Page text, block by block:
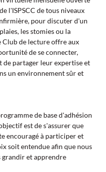
l'ISPSCC de tous niveaux
pour discuter d'un
les stomies ou la
Club de lecture offre aux
de se connecter,
de partager leur expertise et
un environnement sûr et
de base d'adhésion
est de s'assurer que
encouragé à participer et
soit entendue afin que nous
grandir et apprendre